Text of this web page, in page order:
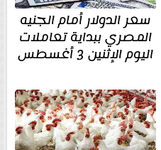
سعر الدولار أمام الجنيه
المصري ببداية تعاملات
اليوم الإثنين 3 أغسطس